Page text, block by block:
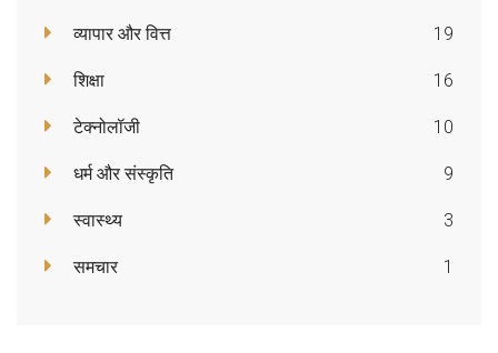
व्यापार और वित्त 19
शिक्षा 16
टेक्नोलॉजी 10
धर्म और संस्कृति 9
स्वास्थ्य 3
समचार 1